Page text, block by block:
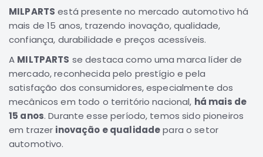
Freio
Correias
Filtros
Transmissão
Elétrica
Acessórios
L200
GL,
MILPARTS está presente no mercado automotivo há
mais de 15 anos, trazendo inovação, qualidade,
confiança, durabilidade e preços acessíveis.
A MILTPARTS se destaca como uma marca líder de
mercado, reconhecida pelo prestígio e pela
satisfação dos consumidores, especialmente dos
mecânicos em todo o território nacional, há mais de
15 anos. Durante esse período, temos sido pioneiros
em trazer inovação e qualidadepara o setor
automotivo.